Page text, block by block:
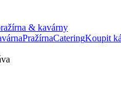
& kavárny
PražírnaCateringKoupit